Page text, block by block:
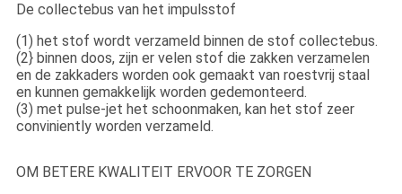
De collectebus van het impulsstof
(1) het stof wordt verzameld binnen de stof collectebus.
(2} binnen doos, zijn er velen stof die zakken verzamelen
en de zakkaders worden ook gemaakt van roestvrij staal
en kunnen gemakkelijk worden gedemonteerd.
(3) met pulse-jet het schoonmaken, kan het stof zeer
conviniently worden verzameld.
OM BETERE KWALITEIT ERVOOR TE ZORGEN